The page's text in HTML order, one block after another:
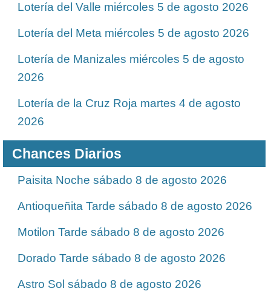
Lotería del Valle miércoles 5 de agosto 2026
Lotería del Meta miércoles 5 de agosto 2026
Lotería de Manizales miércoles 5 de agosto
2026
Lotería de la Cruz Roja martes 4 de agosto
2026
Chances Diarios
Paisita Noche sábado 8 de agosto 2026
Antioqueñita Tarde sábado 8 de agosto 2026
Motilon Tarde sábado 8 de agosto 2026
Dorado Tarde sábado 8 de agosto 2026
Astro Sol sábado 8 de agosto 2026